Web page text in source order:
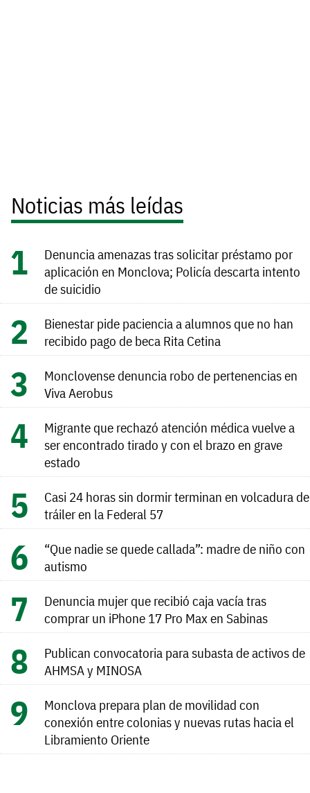
Noticias más leídas
Denuncia amenazas tras solicitar préstamo por
aplicación en Monclova; Policía descarta intento
de suicidio
Bienestar pide paciencia a alumnos que no han
recibido pago de beca Rita Cetina
Monclovense denuncia robo de pertenencias en
Viva Aerobus
Migrante que rechazó atención médica vuelve a
ser encontrado tirado y con el brazo en grave
estado
Casi 24 horas sin dormir terminan en volcadura de
tráiler en la Federal 57
“Que nadie se quede callada”: madre de niño con
autismo
Denuncia mujer que recibió caja vacía tras
comprar un iPhone 17 Pro Max en Sabinas
Publican convocatoria para subasta de activos de
AHMSA y MINOSA
Monclova prepara plan de movilidad con
conexión entre colonias y nuevas rutas hacia el
Libramiento Oriente